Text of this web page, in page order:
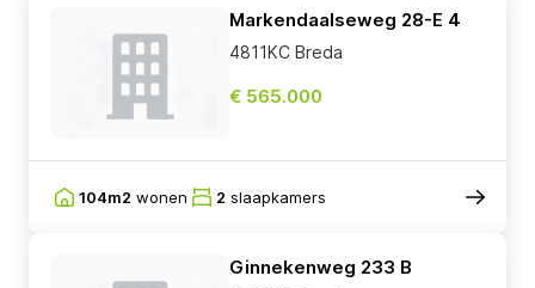
Markendaalseweg 28-E 4
4811KC Breda
€ 565.000
104m2 wonen 2 slaapkamers
Ginnekenweg 233 B